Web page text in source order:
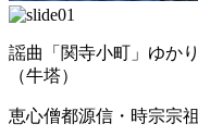
謡曲「関寺小町」ゆか
（牛塔）
恵心僧都源信・時宗宗